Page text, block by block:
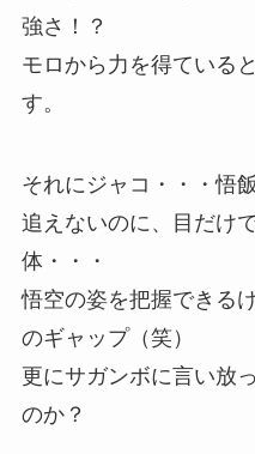
強さ！？
モロから力を得ている
す。
それにジャコ・・・悟
追えないのに、目だけ
体・・・
悟空の姿を把握できる
のギャップ（笑）
更にサガンボに言い放
のか？